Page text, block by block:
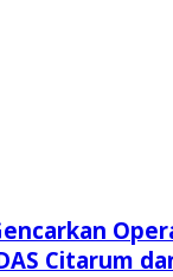
Citarum